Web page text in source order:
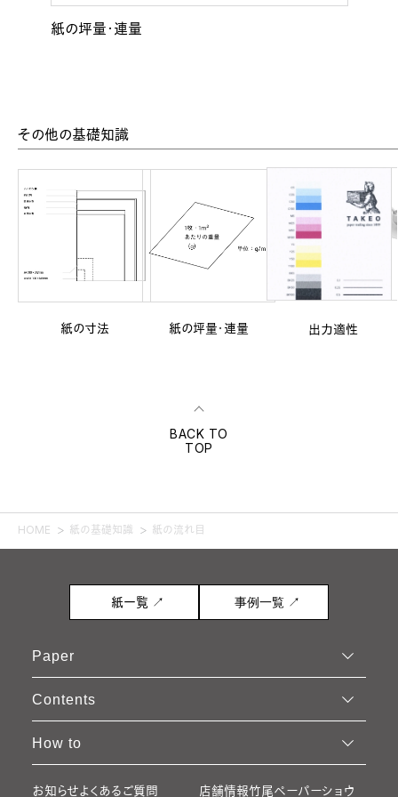
紙の坪量・連量
その他の基礎知識
紙の寸法 紙の坪量・連量 出力適性
BACK TO
TOP
HOME 紙の基礎知識 紙の流れ目
紙一覧 ↗ 事例一覧 ↗
Paper
Contents
How to
お知らせよくあるご質問 店舗情報竹尾ペーパーショウ